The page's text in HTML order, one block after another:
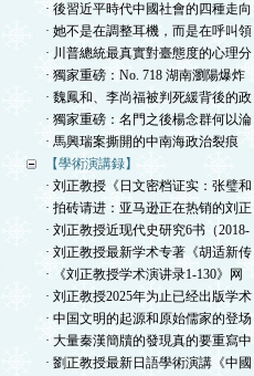
· 後習近平時代中國社會的四種走向
· 她不是在調整耳機，而是在呼叫領
· 川普總統最真實對臺態度的心理分
· 獨家重磅：No. 718 湖南瀏陽爆炸
· 魏鳳和、李尚福被判死緩背後的政
· 獨家重磅：名門之後楊念群何以淪
· 馬興瑞案撕開的中南海政治裂痕
【學術演講録】
· 刘正教授《日文密档证实：张璧和
· 拍砖请进：亚马逊正在热销的刘正
· 刘正教授近现代史研究6书（2018-
· 刘正教授最新学术专著《胡适新传
· 《刘正教授学术演讲录1-130》网
· 刘正教授2025年为止已经出版学术
· 中国文明的起源和原始儒家的登场
· 大量秦漢簡牘的發現真的要重寫中
· 劉正教授最新日語學術演講《中國